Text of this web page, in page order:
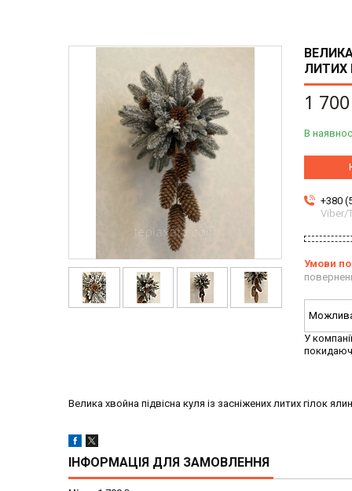
ЛИТИХ
1
В
+380
Viber/
У
Велика хвойна підвісна куля із засніжених литих гілок
ІНФОРМАЦІЯ ДЛЯ ЗАМОВЛЕННЯ